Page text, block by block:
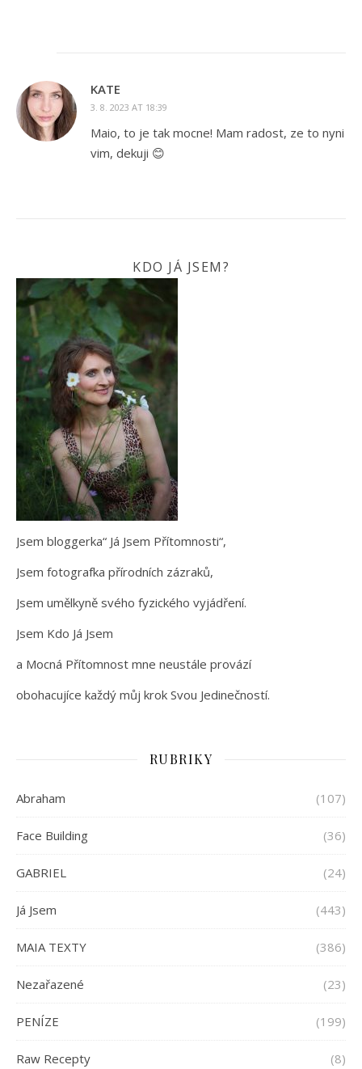
KATE
3. 8. 2023 AT 18:39
Maio, to je tak mocne! Mam radost, ze to nyni
vim, dekuji 😊
KDO JÁ JSEM?
Jsem bloggerka“ Já Jsem Přítomnosti“,
Jsem fotografka přírodních zázraků,
Jsem umělkyně svého fyzického vyjádření.
Jsem Kdo Já Jsem
a Mocná Přítomnost mne neustále provází
obohacujíce každý můj krok Svou Jedinečností.
RUBRIKY
Abraham (107)
Face Building (36)
GABRIEL (24)
Já Jsem (443)
MAIA TEXTY (386)
Nezařazené (23)
PENÍZE (199)
Raw Recepty (8)